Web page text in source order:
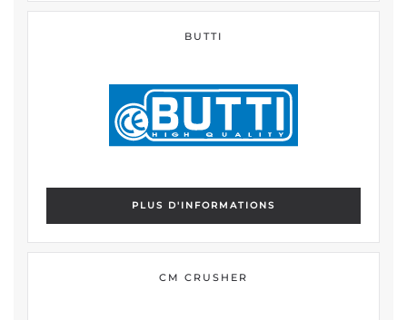
BUTTI
PLUS D'INFORMATIONS
CM CRUSHER